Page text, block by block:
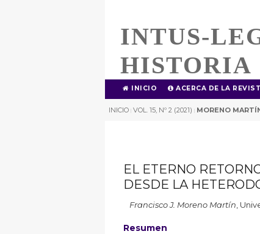
INTUS-
HISTORIA
INICIO ACERCA DE LA
INICIO | VOL. 15, Nº 2 (2021) | MORENO
EL ETERNO
DESDE LA
Francisco J. Moreno Martín,
Resumen